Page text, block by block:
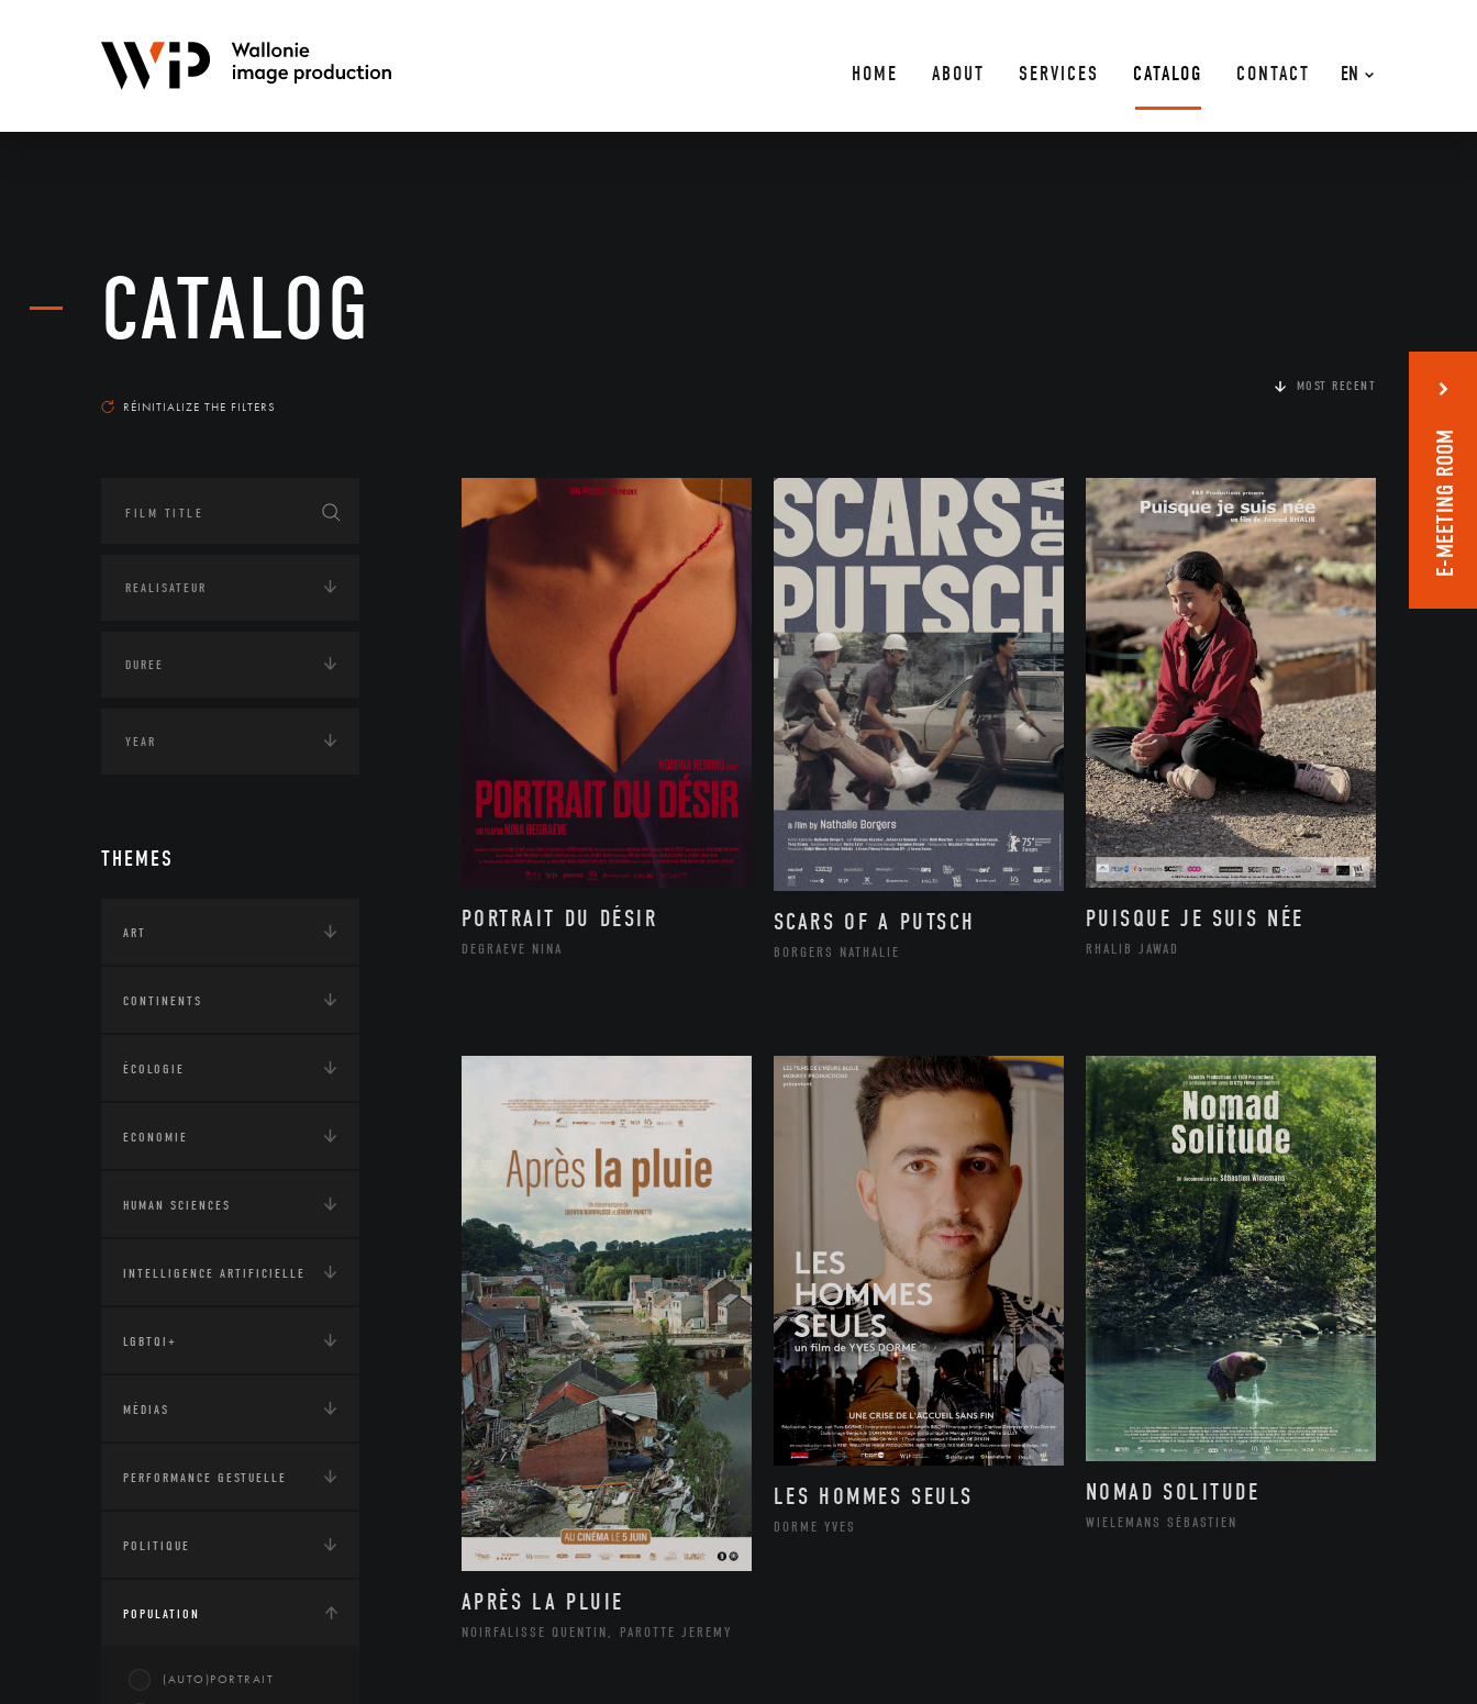
EN
HOME ABOUT SERVICES CATALOG CONTACT
CATALOG
RÉINITIALIZE THE FILTERS
THEMES
ART
CONTINENTS
ÉCOLOGIE
ECONOMIE
HUMAN SCIENCES
INTELLIGENCE ARTIFICIELLE
LGBTQI+
MÉDIAS
PERFORMANCE GESTUELLE
POLITIQUE
POPULATION
(AUTO)PORTRAIT
MOST RECENT
PORTRAIT DU DÉSIR
DEGRAEVE NINA
SCARS OF A PUTSCH
BORGERS NATHALIE
PUISQUE JE SUIS NÉE
RHALIB JAWAD
APRÈS LA PLUIE
NOIRFALISSE QUENTIN, PAROTTE JEREMY
LES HOMMES SEULS
DORME YVES
NOMAD SOLITUDE
WIELEMANS SÉBASTIEN
E-MEETING ROOM